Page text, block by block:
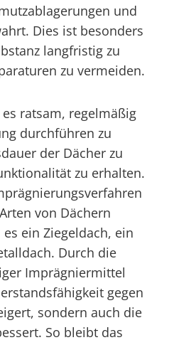
und
Dies ist besonders
langfristig zu
zu vermeiden.
ratsam, regelmäßig
durchführen zu
der Dächer zu
zu erhalten.
von Dächern
ein Ziegeldach, ein
Durch die
Imprägniermittel
gegen
sondern auch die
So bleibt das